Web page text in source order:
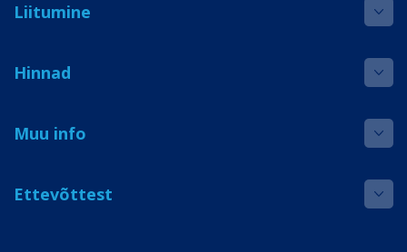
Liitumine
Hinnad
Muu info
Ettevõttest